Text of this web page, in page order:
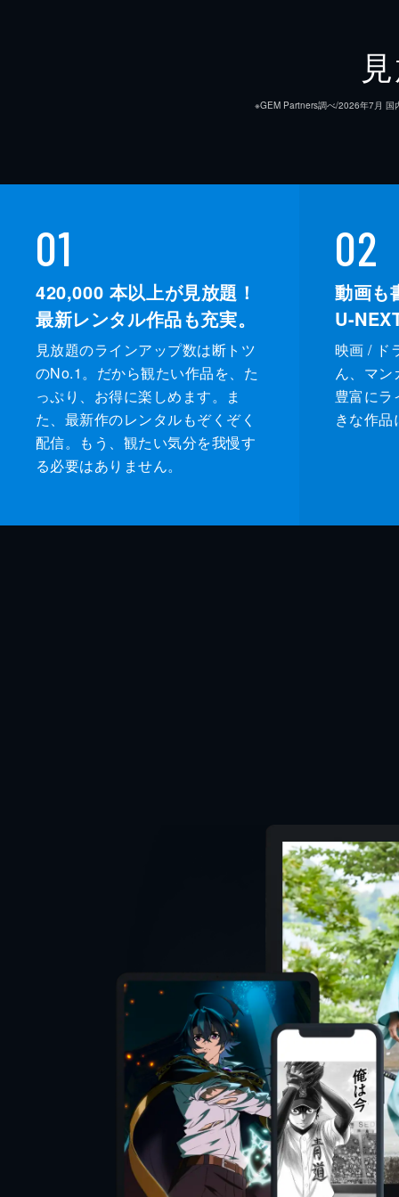
※GEM Partners調べ/2026年7⽉ 国
01
420,000 本以上が見放題！
最新レンタル作品も充実。
見放題のラインアップ数は断トツ
のNo.1。だから観たい作品を、た
っぷり、お得に楽しめます。ま
た、最新作のレンタルもぞくぞく
配信。もう、観たい気分を我慢す
る必要はありません。
02
動画も
U-
映画 / ド
ん、マン
豊富にラ
きな作